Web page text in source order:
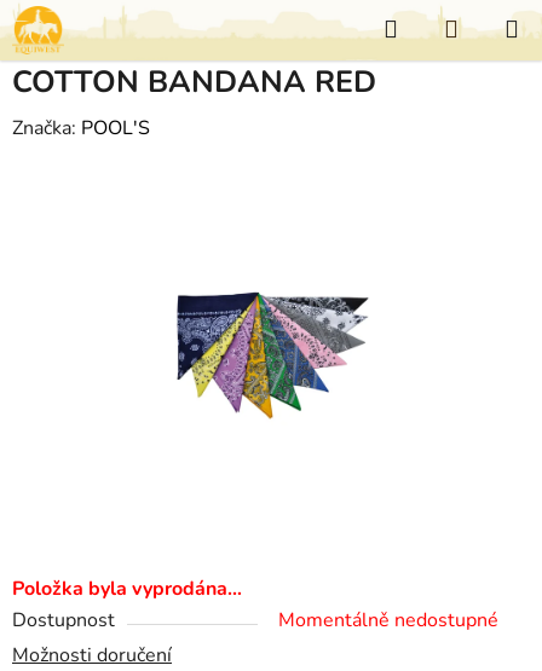
Přejít
na
obsah
Hledat
KOŠÍK
Položka byla vyprodána…
Dostupnost
Momentálně nedostupné
Možnosti doručení
COTTON BANDANA RED
Značka: POOL'S